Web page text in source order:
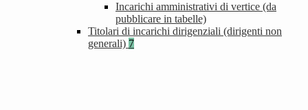
Incarichi amministrativi di vertice (da
pubblicare in tabelle)
Titolari di incarichi dirigenziali (dirigenti non
generali) 7